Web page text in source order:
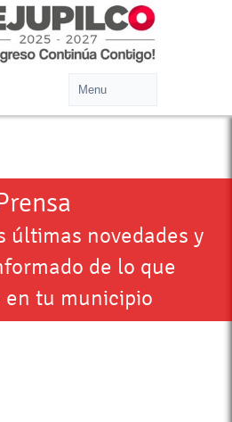
últimas novedades y
de lo que
en tu municipio